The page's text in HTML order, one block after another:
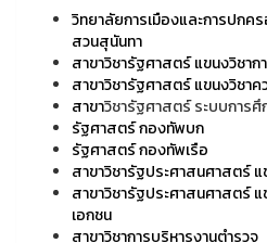
วิทยาลัยการเมืองและการปกค
สวนสุนันทา
สาขาวิชารัฐศาสตร์ แขนงวิชา
สาขาวิชารัฐศาสตร์ แขนงวิชาค
สาขาวิชารัฐศาสตร์ ระบบการศึ
รัฐศาสตร์ กองทัพบก
รัฐศาสตร์ กองทัพเรือ
สาขาวิชารัฐประศาสนศาสตร์
สาขาวิชารัฐประศาสนศาสตร์
เอกชน
สาขาวิชาการบริหารงานตำรวจ